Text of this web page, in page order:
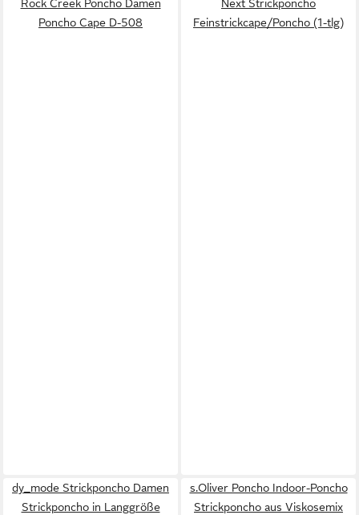
Rock Creek Poncho Damen
Poncho Cape D-508
Next Strickponcho
Feinstrickcape/Poncho (1-tlg)
dy_mode Strickponcho Damen
Strickponcho in Langgröße
s.Oliver Poncho Indoor-Poncho
Strickponcho aus Viskosemix